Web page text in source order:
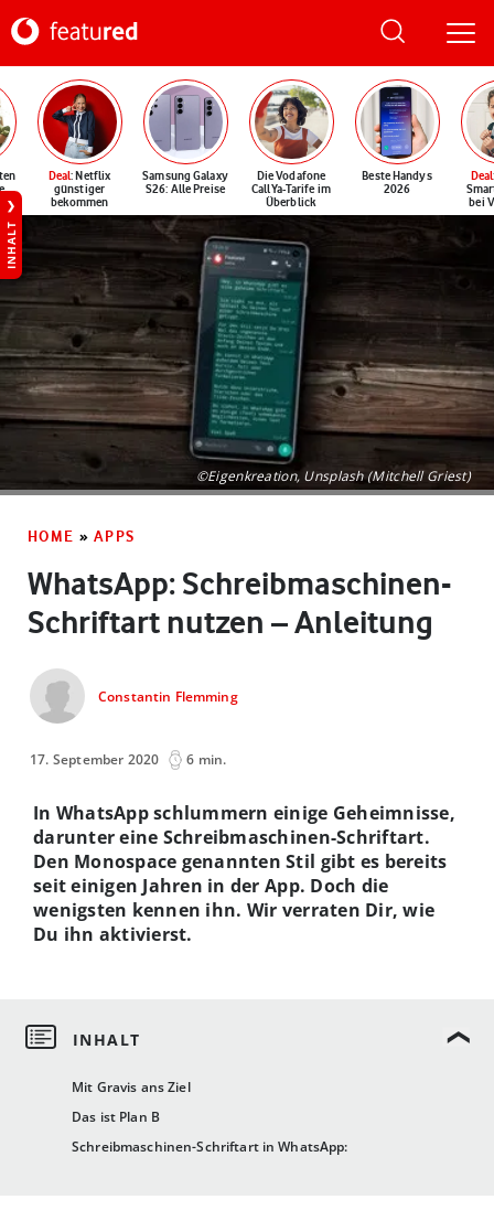
Deal: Netflix
günstiger
bekommen
Samsung Galaxy
S26: Alle Preise
Die Vodafone
CallYa-Tarife im
Überblick
Beste Handys
2026
Deal
bei
INHALT
©Eigenkreation, Unsplash (Mitchell Griest)
HOME » APPS
WhatsApp: Schreibmaschinen-
Schriftart nutzen – Anleitung
Constantin Flemming
17. September 2020 6 min.
Mit Gravis ans Ziel
Das ist Plan B
Schreibmaschinen-Schriftart in WhatsApp:
In WhatsApp schlummern einige Geheimnisse,
darunter eine Schreibmaschinen-Schriftart.
Den Monospace genannten Stil gibt es bereits
seit einigen Jahren in der App. Doch die
wenigsten kennen ihn. Wir verraten Dir, wie
Du ihn aktivierst.